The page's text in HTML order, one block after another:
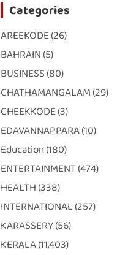
Categories
AREEKODE (26)
BAHRAIN (5)
BUSINESS (80)
CHATHAMANGALAM (29)
CHEEKKODE (3)
EDAVANNAPPARA(10)
Education (180)
ENTERTAINMENT(474)
HEALTH (338)
INTERNATIONAL (257)
KARASSERY(56)
KERALA(11,403)